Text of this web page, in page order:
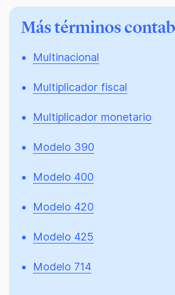
Más términos
Multinacional
Multiplicador fiscal
Multiplicador monetario
Modelo 390
Modelo 400
Modelo 420
Modelo 425
Modelo 714